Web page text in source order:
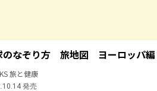
のなぞり方 旅地図 ヨーロッパ編
旅と健康
発売